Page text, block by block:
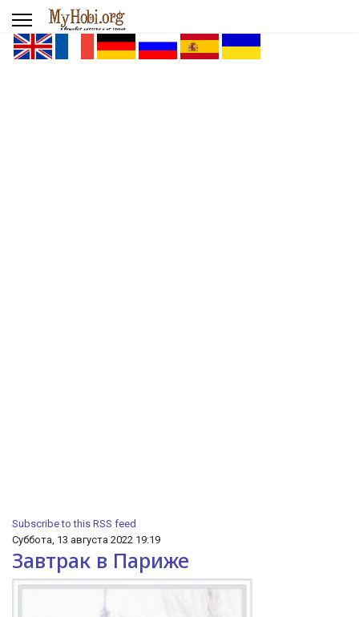
Subscribe to this RSS feed
Суббота, 13 августа 2022 19:19
Завтрак в Париже